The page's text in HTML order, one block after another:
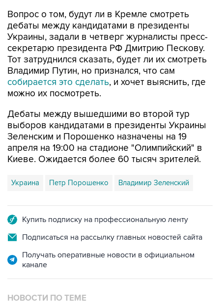
Вопрос о том, будут ли в Кремле смотреть
дебаты между кандидатами в президенты
Украины, задали в четверг журналисты пресс-
секретарю президента РФ Дмитрию Пескову.
Тот затруднился сказать, будет ли их смотреть
Владимир Путин, но признался, что сам
собирается это сделать, и хочет выяснить, где
можно их посмотреть.
Дебаты между вышедшими во второй тур
выборов кандидатами в президенты Украины
Зеленским и Порошенко назначены на 19
апреля на 19:00 на стадионе "Олимпийский" в
Киеве. Ожидается более 60 тысяч зрителей.
Украина Петр Порошенко Владимир Зеленский
Купить подписку на профессиональную ленту
Подписаться на рассылку главных новостей сайта
Получать оперативные новости в официальном
канале
НОВОСТИ ПО ТЕМЕ